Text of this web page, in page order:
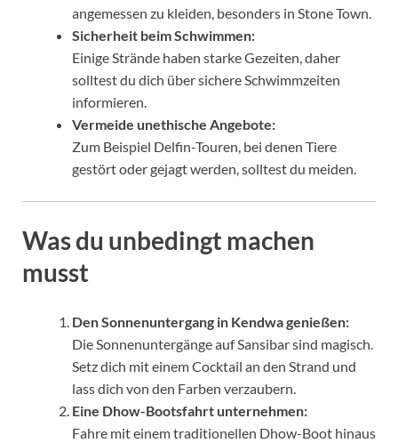
angemessen zu kleiden, besonders in Stone Town.
Sicherheit beim Schwimmen:
Einige Strände haben starke Gezeiten, daher
solltest du dich über sichere Schwimmzeiten
informieren.
Vermeide unethische Angebote:
Zum Beispiel Delfin-Touren, bei denen Tiere
gestört oder gejagt werden, solltest du meiden.
Was du unbedingt machen
musst
Den Sonnenuntergang in Kendwa genießen:
Die Sonnenuntergänge auf Sansibar sind magisch.
Setz dich mit einem Cocktail an den Strand und
lass dich von den Farben verzaubern.
Eine Dhow-Bootsfahrt unternehmen:
Fahre mit einem traditionellen Dhow-Boot hinaus